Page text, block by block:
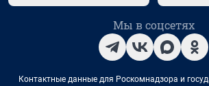
Мы в соцсетях
Контактные данные для Роскомнадзора и